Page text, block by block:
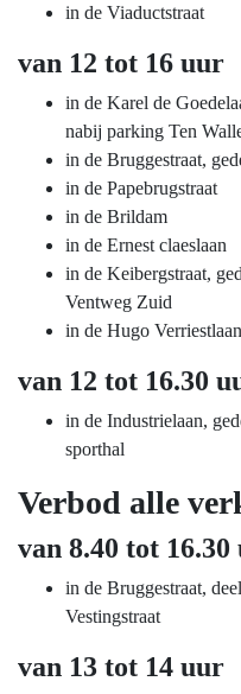
in de Viaductstraat
van 12 tot 16 uur
in de Karel de
nabij parking Ten
in de Bruggestraat,
in de Papebrugstraat
in de Brildam
in de Ernest claeslaan
in de Keibergstraat,
Ventweg Zuid
in de Hugo Verriestlaan
van 12 tot 16.30
in de Industrielaan,
sporthal
Verbod alle
van 8.40 tot 16.30
in de Bruggestraat,
Vestingstraat
van 13 tot 14 uur